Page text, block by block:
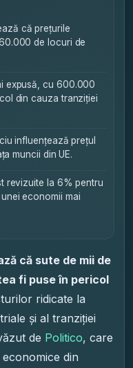
că prețurile
de locuri de
expusă, cu 600.000
din cauza tranziției
influențează prețul
muncii din UE.
revizuite la 6% pentru
economii mai
că sute de mii de
fi puse în pericol
ridicate la
și al tranziției
de Politico, care
din